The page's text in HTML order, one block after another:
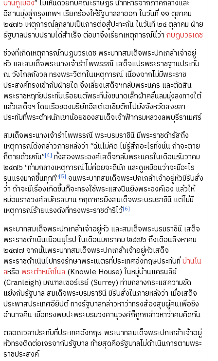
บ้านกู้เมือง” ไม่เห็นด้วยกับคณะราษฎร นำทหารจากภาคกลางและ
อีสานมุ่งสู่กรุงเทพฯ เรียกร้องให้รัฐบาลลาออก ในวันที่ ๑๑ ตุลาคม
๒๔๗๖ เหตุการณ์ลุกลามเป็นการต่อสู้ปะทะกัน ในวันที่ ๒๔ ตุลาคม ฝ่าย
รัฐบาลปราบปรามได้สำเร็จ ต่อมาจึงเรียกเหตุการณ์นี้ว่า กบฏบวรเดช
ช่วงที่เกิดเหตุการณ์กบฏบวรเดช พระบาทสมเด็จพระปกเกล้าเจ้าอยู่
หัว และสมเด็จพระนางเจ้ารำไพพรรณี เสด็จแปรพระราชฐานประทับ
ณ วังไกลกังวล ทรงพระวิตกในเหตุการณ์ เนื่องจากไม่มีพระราช
ประสงค์ทรงเข้ากับฝ่ายใด จึงเลี่ยงเสด็จฯกลับพระนคร และตัดสิน
พระราชหฤทัยประทับเรือยนต์พระที่นั่งขนาดเล็กฝ่าคลื่นลมมุ่งลงทางใต้
แล้วเสด็จฯ โดยเรือของบริษัทอิสต์เอเชียติกไปยังจังหวัดสงขลา
ประทับที่พระตำหนักเขาน้อยของสมเด็จเจ้าฟ้ากรมหลวงลพบุรีราเมศร์
สมเด็จพระนางเจ้ารำไพพรรณี พระบรมราชินี มีพระราชดำรัสถึง
เหตุการณ์ดังกล่าวภายหลังว่า “ฉันไม่คิด ไม่รู้สึกอะไรทั้งนั้น ถ้าจะตาย
ก็ตายด้วยกัน”[4] ทั้งสองพระองค์เสด็จกลับพระนครในเดือนธันวาคม
๒๔๗๖ “ท่ามกลางเหตุการณ์ไม่ค่อยจะดีนัก และดูเหมือนว่าจะมีอะไร
รุนแรงมากขึ้นทุกที”[5] จนพระบาทสมเด็จพระปกเกล้าเจ้าอยู่หัวมีรับสั่ง
ว่า ถ้าจะมีเรื่องเกิดขึ้นก็จะทรงใช้พระแสงปืนยิงพระองค์เอง แล้วให้
หม่อมราชวงศ์สมัครสมาน กฤดากรยิงสมเด็จพระบรมราชินี แต่ไม่มี
เหตุการณ์ร้ายแรงดังที่ทรงพระราชดำริไว้[6]
พระบาทสมเด็จพระปกเกล้าเจ้าอยู่หัว และสมเด็จพระบรมราชินี เสด็จ
พระราชดำเนินเยือนยุโรป ในเดือนมกราคม ๒๔๗๖ ถึงเดือนสิงหาคม
๒๔๗๗ จากนั้นพระบาทสมเด็จพระปกเกล้าเจ้าอยู่หัวเสด็จ
พระราชดำเนินไปทรงรักษาพระเนตรที่ประเทศอังกฤษประทับที่บ้านโน
ลหรือ พระตำหนักโนล (Knowle House) ในหมู่บ้านแครนลีย์
(Cranleigh) มณฑลเซอร์เรย์ (Surrey) ท่ามกลางกระแสความขัด
แย้งกับรัฐบาล สมเด็จพระบรมราชินี มีรับสั่งในภายหลังว่า เมื่อเสด็จ
ประพาสประเทศอียิปต์ ทางรัฐบาลกล่าวหาว่าทรงส้องสุมผู้คนเพื่อชิง
อำนาจคืน เมื่อทรงพบปะพระบรมวงศานุวงศ์ก็ถูกกล่าวหาว่าคบคิดกัน
ตลอดเวลาประทับที่ประเทศอังกฤษ พระบาทสมเด็จพระปกเกล้าเจ้าอยู่
หัวทรงติดต่อเจรจากับรัฐบาล ท้ายสุดคือรัฐบาลไม่ดำเนินการตามพระ
ราชประสงค์